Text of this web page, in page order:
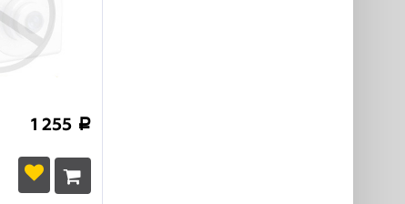
1 255 a